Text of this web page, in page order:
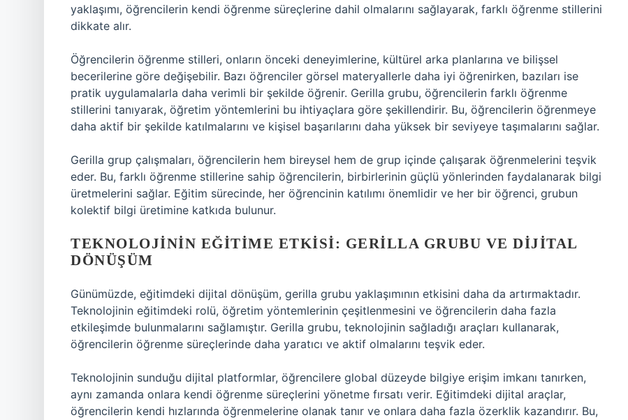
yaklaşımı, öğrencilerin kendi öğrenme süreçlerine dahil olmalarını sağlayarak, farklı öğrenme stillerini
dikkate alır.
Öğrencilerin öğrenme stilleri, onların önceki deneyimlerine, kültürel arka planlarına ve bilişsel
becerilerine göre değişebilir. Bazı öğrenciler görsel materyallerle daha iyi öğrenirken, bazıları ise
pratik uygulamalarla daha verimli bir şekilde öğrenir. Gerilla grubu, öğrencilerin farklı öğrenme
stillerini tanıyarak, öğretim yöntemlerini bu ihtiyaçlara göre şekillendirir. Bu, öğrencilerin öğrenmeye
daha aktif bir şekilde katılmalarını ve kişisel başarılarını daha yüksek bir seviyeye taşımalarını sağlar.
Gerilla grup çalışmaları, öğrencilerin hem bireysel hem de grup içinde çalışarak öğrenmelerini teşvik
eder. Bu, farklı öğrenme stillerine sahip öğrencilerin, birbirlerinin güçlü yönlerinden faydalanarak bilgi
üretmelerini sağlar. Eğitim sürecinde, her öğrencinin katılımı önemlidir ve her bir öğrenci, grubun
kolektif bilgi üretimine katkıda bulunur.
TEKNOLOJININ EĞITIME ETKISI: GERILLA GRUBU VE DIJITAL
DÖNÜŞÜM
Günümüzde, eğitimdeki dijital dönüşüm, gerilla grubu yaklaşımının etkisini daha da artırmaktadır.
Teknolojinin eğitimdeki rolü, öğretim yöntemlerinin çeşitlenmesini ve öğrencilerin daha fazla
etkileşimde bulunmalarını sağlamıştır. Gerilla grubu, teknolojinin sağladığı araçları kullanarak,
öğrencilerin öğrenme süreçlerinde daha yaratıcı ve aktif olmalarını teşvik eder.
Teknolojinin sunduğu dijital platformlar, öğrencilere global düzeyde bilgiye erişim imkanı tanırken,
aynı zamanda onlara kendi öğrenme süreçlerini yönetme fırsatı verir. Eğitimdeki dijital araçlar,
öğrencilerin kendi hızlarında öğrenmelerine olanak tanır ve onlara daha fazla özerklik kazandırır. Bu,